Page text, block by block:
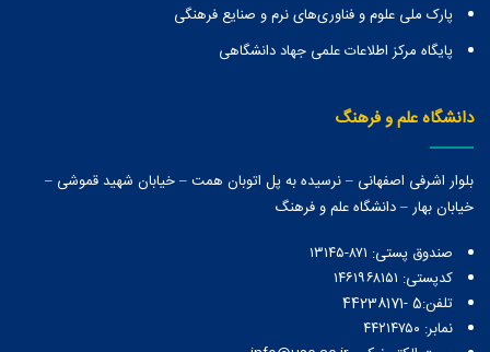
پارک ملی علوم و فناوری‌های نرم و صنایع فرهنگی
پایگاه مرکز اطلاعات علمی جهاد دانشگاهی
دانشگاه علم و فرهنگ
بلوار اشرفی اصفهانی – نرسیده به پل اتوبان همت – خیابان شهید قموشی –
خیابان بهار – دانشگاه علم و فرهنگ
صندوق پستی:‌ ۸۷۱-۱۳۱۴۵
کدپستی: ۱۴۶۱۹۶۸۱۵۱
تلفن:5 -44238171
نمابر: ۴۴۲۱۴۷۵۰